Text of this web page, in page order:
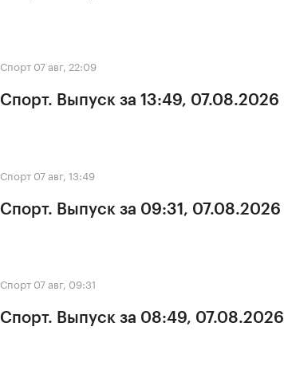
Спорт 07 авг, 22:09
Спорт. Выпуск за 13:49, 07.08.2026
Спорт 07 авг, 13:49
Спорт. Выпуск за 09:31, 07.08.2026
Спорт 07 авг, 09:31
Спорт. Выпуск за 08:49, 07.08.2026